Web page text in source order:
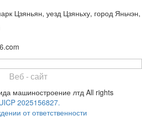
Цзяньян, уезд Цзяньху, город Яньчэн,
Веб - сайт
машиностроение лтд All rights
2025156827.
от ответственности